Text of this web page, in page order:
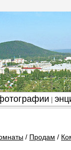
/ Продам /